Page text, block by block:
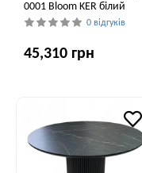
0001 Bloom KER білий
0 відгуків
45,310 грн